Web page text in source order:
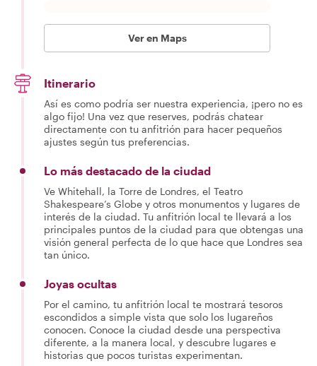
Ver en Maps
Itinerario
Así es como podría ser nuestra experiencia, ¡pero no es
algo fijo! Una vez que reserves, podrás chatear
directamente con tu anfitrión para hacer pequeños
ajustes según tus preferencias.
Lo más destacado de la ciudad
Ve Whitehall, la Torre de Londres, el Teatro
Shakespeare’s Globe y otros monumentos y lugares de
interés de la ciudad. Tu anfitrión local te llevará a los
principales puntos de la ciudad para que obtengas una
visión general perfecta de lo que hace que Londres sea
tan único.
Joyas ocultas
Por el camino, tu anfitrión local te mostrará tesoros
escondidos a simple vista que solo los lugareños
conocen. Conoce la ciudad desde una perspectiva
diferente, a la manera local, y descubre lugares e
historias que pocos turistas experimentan.